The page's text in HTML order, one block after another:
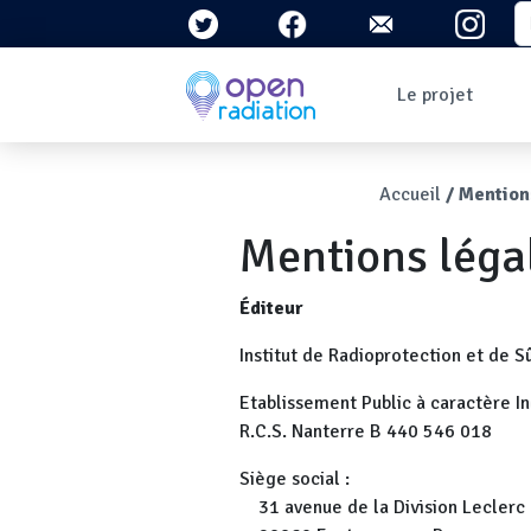
Aller au contenu principal
Le projet
Qu'est-ce que la
Question/Réponses
Lettres
Fil
Accueil
Mentions
Éditeur
Institut de Radioprotection et de
Etablissement Public à caractère
R.C.S. Nanterre B 440 546 018
Siège social :
31 avenue de la Division Leclerc